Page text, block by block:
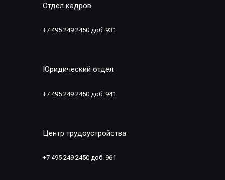
Отдел кадров
+7 495 249 2450 доб. 931
Юридический отдел
+7 495 249 2450 доб. 941
Центр трудоустройства
+7 495 249 2450 доб. 961